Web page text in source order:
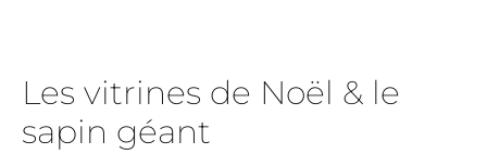
Les vitrines de Noël & le
sapin géant